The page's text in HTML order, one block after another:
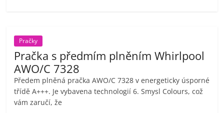
Pračky
Pračka s předmím plněním Whirlpool
AWO/C 7328
Předem plněná pračka AWO/C 7328 v energeticky úsporné
třídě A+++. Je vybavena technologií 6. Smysl Colours, což
vám zaručí, že